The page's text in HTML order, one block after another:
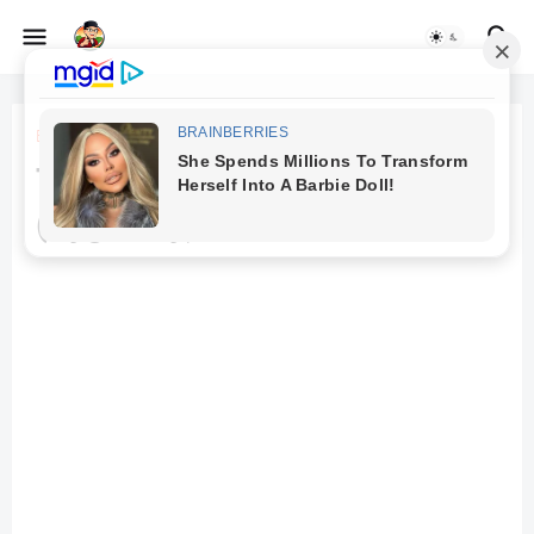
Beranda belajar melalui interaksi sosial
Teori Sosio-Kultural
(Vygotsky)